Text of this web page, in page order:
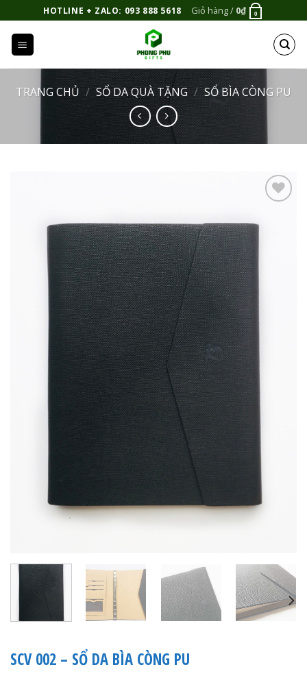
qua
dung
HOTLINE + ZALO: 093 888 5618 Giỏ hàng / 0₫ 0
TRANG CHỦ / SỔ DA QUÀ TẶNG / SỔ BÌA CÒNG PU
Wishlist
SCV 002 – SỔ DA BÌA CÒNG PU